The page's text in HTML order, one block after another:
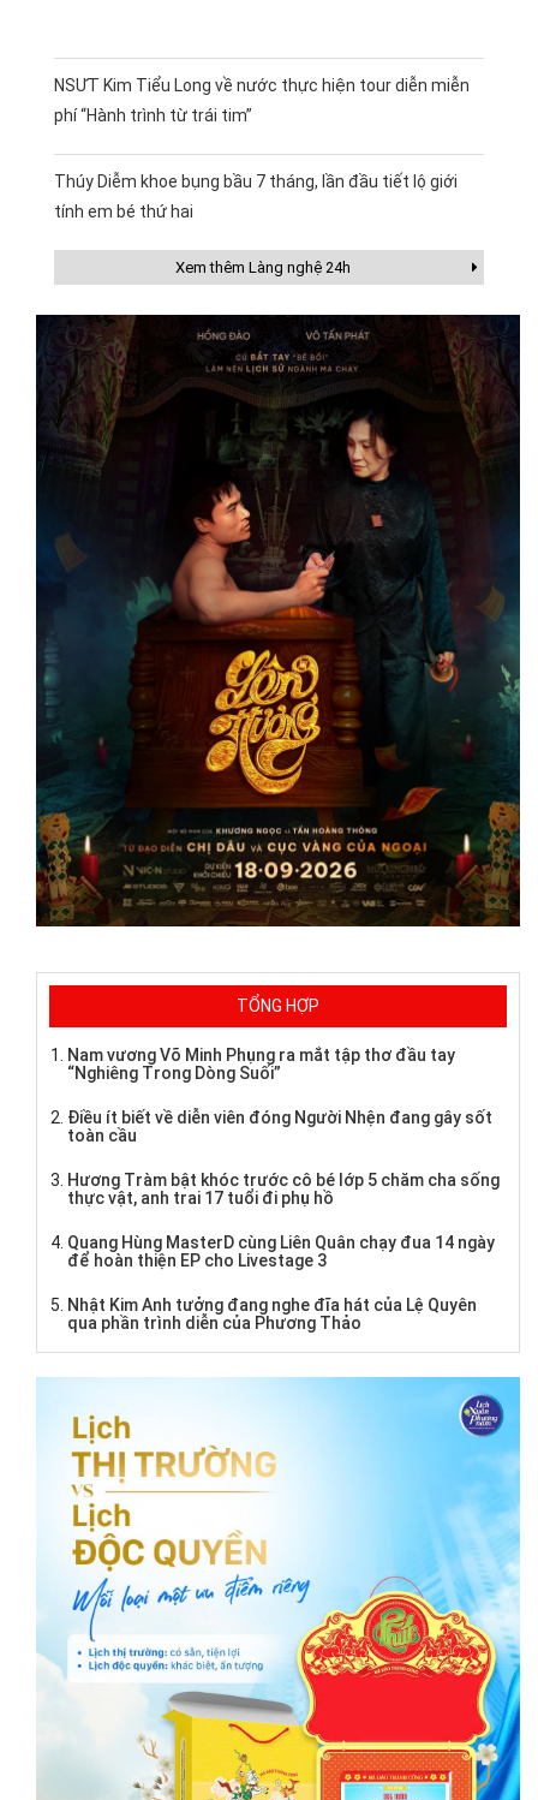
NSƯT Kim Tiểu Long về nước thực hiện tour diễn miễn
phí “Hành trình từ trái tim”
Thúy Diễm khoe bụng bầu 7 tháng, lần đầu tiết lộ giới
tính em bé thứ hai
Xem thêm Làng nghệ 24h
TỔNG HỢP
Nam vương Võ Minh Phụng ra mắt tập thơ đầu tay
“Nghiêng Trong Dòng Suối”
Điều ít biết về diễn viên đóng Người Nhện đang gây sốt
toàn cầu
Hương Tràm bật khóc trước cô bé lớp 5 chăm cha sống
thực vật, anh trai 17 tuổi đi phụ hồ
Quang Hùng MasterD cùng Liên Quân chạy đua 14 ngày
để hoàn thiện EP cho Livestage 3
Nhật Kim Anh tưởng đang nghe đĩa hát của Lệ Quyên
qua phần trình diễn của Phương Thảo